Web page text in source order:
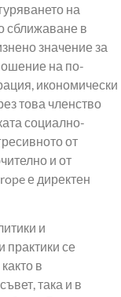
на
сближаване в
значение за
на по-
икономически
това членство
социално-
от
и от
е директен
и
практики се
в
така и в